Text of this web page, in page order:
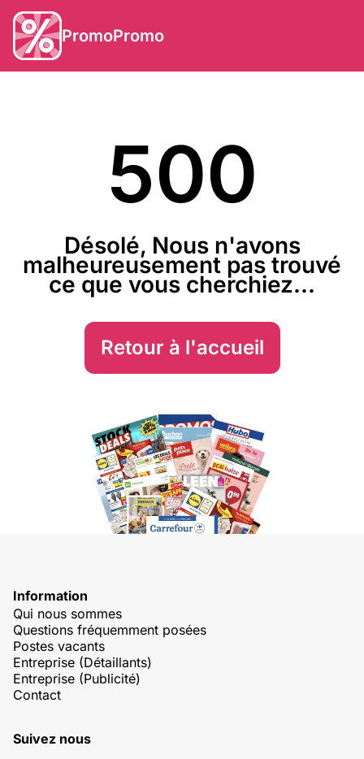
PromoPromo
500
Désolé, Nous n'avons
malheureusement pas trouvé
ce que vous cherchiez...
Retour à l'accueil
Information
Qui nous sommes
Questions fréquemment posées
Postes vacants
Entreprise (Détaillants)
Entreprise (Publicité)
Contact
Suivez nous